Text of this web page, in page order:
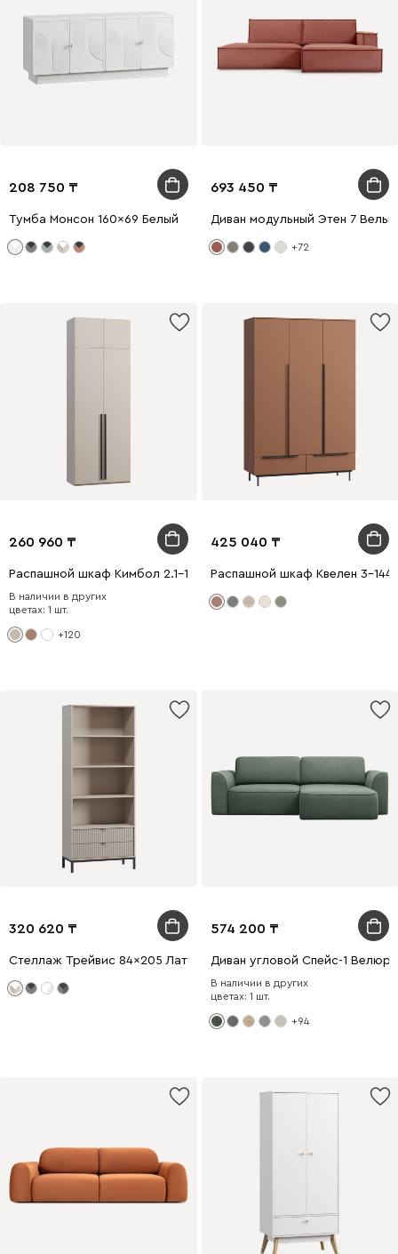
208 750
Тумба Монсон 160x69 Белый
693 450
Диван модульный Этен 7
+72
260 960
Распашной шкаф Кимбол 2.1-100x280 Латте
В наличии в других
цветах: 1 шт.
+120
425 040
Распашной шкаф Квелен 3-
320 620
Стеллаж Трейвис 84x205 Латте
574 200
Диван угловой Спейс-1 Велюр
В наличии в других
цветах: 1 шт.
+94